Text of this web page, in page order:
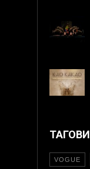
ТАГОВИ
VOGUE